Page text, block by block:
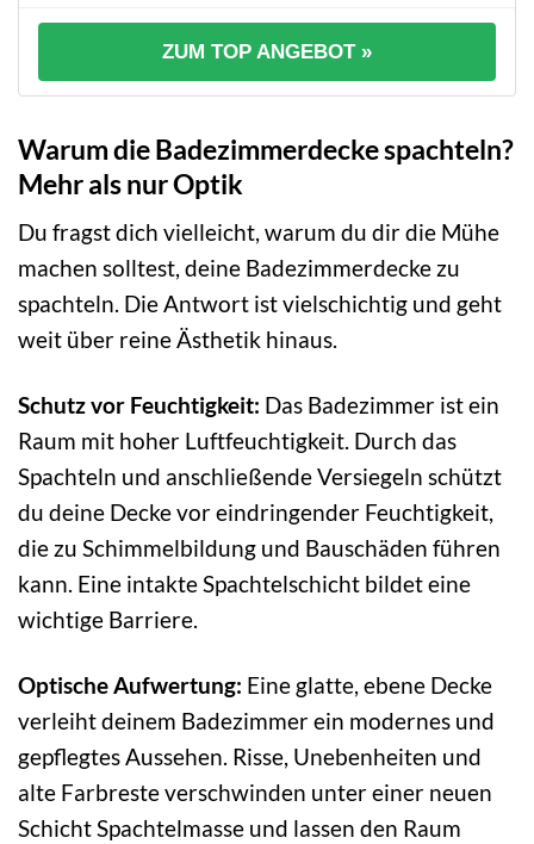
ZUM TOP ANGEBOT »
Warum die Badezimmerdecke spachteln?
Mehr als nur Optik
Du fragst dich vielleicht, warum du dir die Mühe
machen solltest, deine Badezimmerdecke zu
spachteln. Die Antwort ist vielschichtig und geht
weit über reine Ästhetik hinaus.
Schutz vor Feuchtigkeit: Das Badezimmer ist ein
Raum mit hoher Luftfeuchtigkeit. Durch das
Spachteln und anschließende Versiegeln schützt
du deine Decke vor eindringender Feuchtigkeit,
die zu Schimmelbildung und Bauschäden führen
kann. Eine intakte Spachtelschicht bildet eine
wichtige Barriere.
Optische Aufwertung: Eine glatte, ebene Decke
verleiht deinem Badezimmer ein modernes und
gepflegtes Aussehen. Risse, Unebenheiten und
alte Farbreste verschwinden unter einer neuen
Schicht Spachtelmasse und lassen den Raum